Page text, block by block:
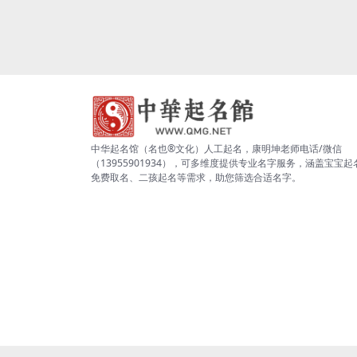
中华起名馆（名也®文化）人工起名，康明坤老师电话/微信
（13955901934），可多维度提供专业名字服务，涵盖宝宝起
免费取名、二孩起名等需求，助您筛选合适名字。